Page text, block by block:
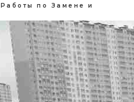
Работы по Замене и